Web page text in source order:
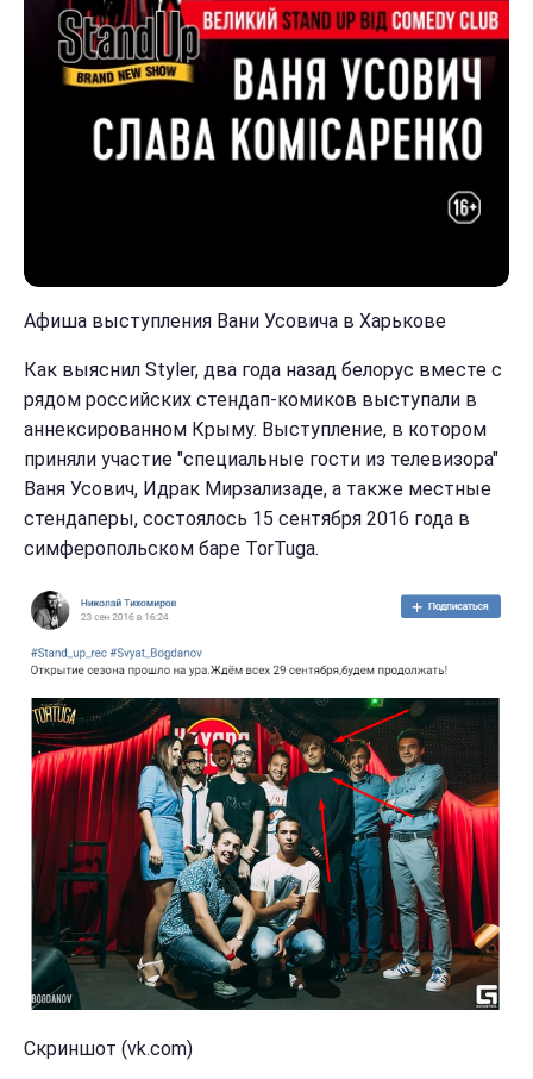
Афиша выступления Вани Усовича в Харькове
Как выяснил Styler, два года назад белорус вместе с
рядом российских стендап-комиков выступали в
аннексированном Крыму. Выступление, в котором
приняли участие "специальные гости из телевизора"
Ваня Усович, Идрак Мирзализаде, а также местные
стендаперы, состоялось 15 сентября 2016 года в
симферопольском баре TorTuga.
Скриншот (vk.com)